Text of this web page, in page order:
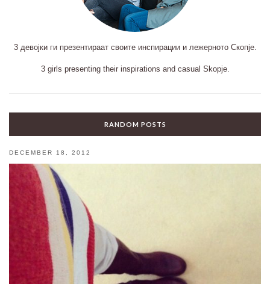
3 девојки ги презентираат своите инспирации и лежерното Скопје.
3 girls presenting their inspirations and casual Skopje.
RANDOM POSTS
DECEMBER 18, 2012